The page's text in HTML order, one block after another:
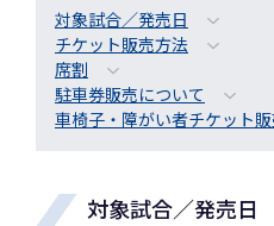
対象試合／発売日
チケット販売方法
席割
駐車券販売について
車椅子・障がい者チケット
対象試合／発売日